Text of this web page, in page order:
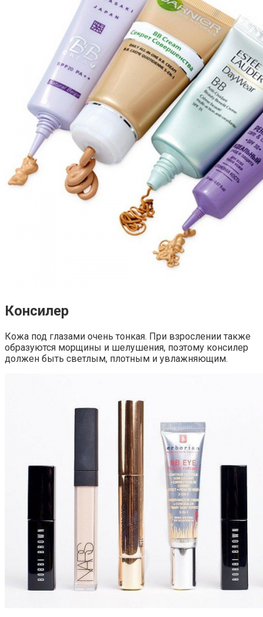
Консилер
Кожа под глазами очень тонкая. При взрослении также
образуются морщины и шелушения, поэтому консилер
должен быть светлым, плотным и увлажняющим.